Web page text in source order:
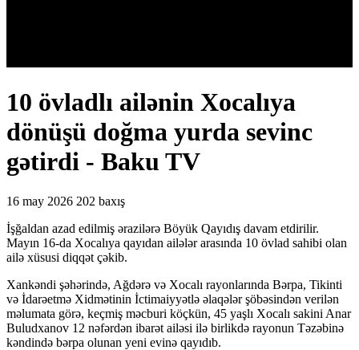
10 övladlı ailənin Xocalıya
dönüşü doğma yurda sevinc
gətirdi - Baku TV
16 may 2026 202 baxış
İşğaldan azad edilmiş ərazilərə Böyük Qayıdış davam etdirilir.
Mayın 16-da Xocalıya qayıdan ailələr arasında 10 övlad sahibi olan
ailə xüsusi diqqət çəkib.
Xankəndi şəhərində, Ağdərə və Xocalı rayonlarında Bərpa, Tikinti
və İdarəetmə Xidmətinin İctimaiyyətlə əlaqələr şöbəsindən verilən
məlumata görə, keçmiş məcburi köçkün, 45 yaşlı Xocalı sakini Anar
Buludxanov 12 nəfərdən ibarət ailəsi ilə birlikdə rayonun Təzəbinə
kəndində bərpa olunan yeni evinə qayıdıb.